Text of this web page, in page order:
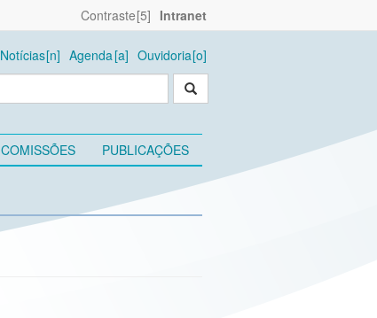
Contraste Intranet
Notícias Agenda Ouvidoria
COMISSÕES PUBLICAÇÕES